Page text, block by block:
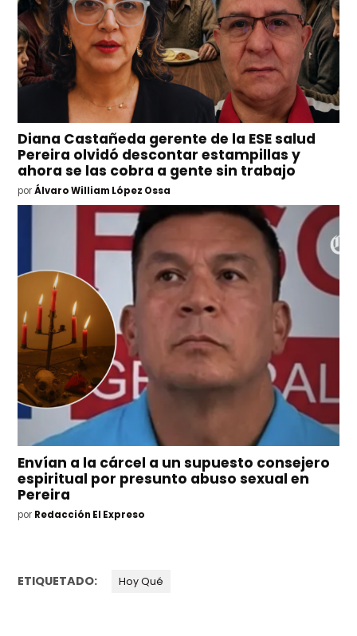
Diana Castañeda gerente de la ESE salud
Pereira olvidó descontar estampillas y
ahora se las cobra a gente sin trabajo
por Álvaro William López Ossa
Envían a la cárcel a un supuesto consejero
espiritual por presunto abuso sexual en
Pereira
por Redacción El Expreso
ETIQUETADO: Hoy Qué